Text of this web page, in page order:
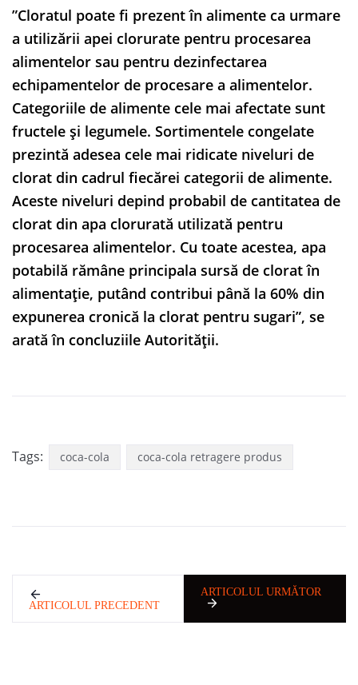
”Cloratul poate fi prezent în alimente ca urmare
a utilizării apei clorurate pentru procesarea
alimentelor sau pentru dezinfectarea
echipamentelor de procesare a alimentelor.
Categoriile de alimente cele mai afectate sunt
fructele și legumele. Sortimentele congelate
prezintă adesea cele mai ridicate niveluri de
clorat din cadrul fiecărei categorii de alimente.
Aceste niveluri depind probabil de cantitatea de
clorat din apa clorurată utilizată pentru
procesarea alimentelor. Cu toate acestea, apa
potabilă rămâne principala sursă de clorat în
alimentație, putând contribui până la 60% din
expunerea cronică la clorat pentru sugari”, se
arată în concluziile Autorității.
Tags: coca-cola coca-cola retragere produs
ARTICOLUL PRECEDENT
ARTICOLUL URMĂTOR